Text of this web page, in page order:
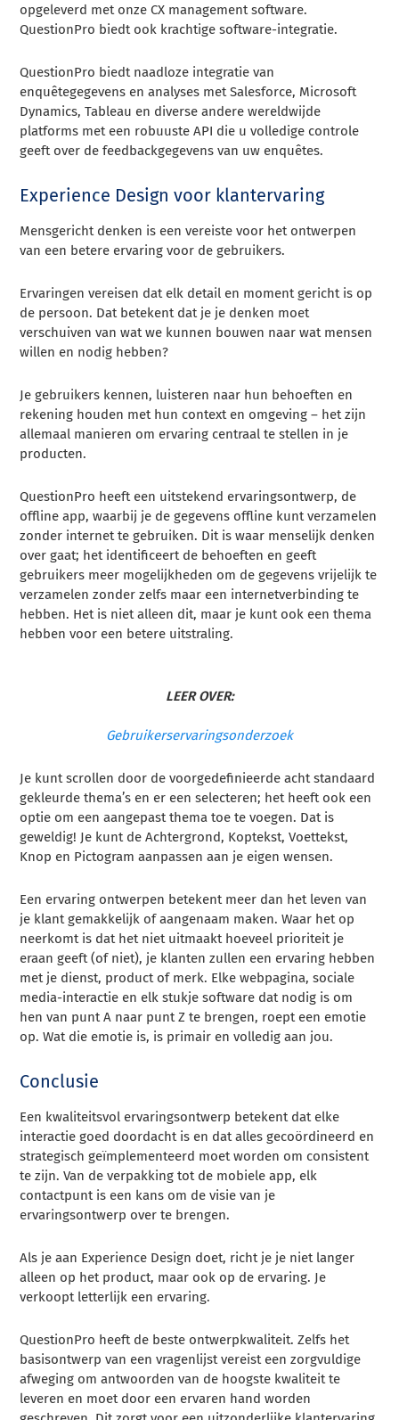
opgeleverd met onze CX management software.
QuestionPro biedt ook krachtige software-integratie.
QuestionPro biedt naadloze integratie van
enquêtegegevens en analyses met Salesforce, Microsoft
Dynamics, Tableau en diverse andere wereldwijde
platforms met een robuuste API die u volledige controle
geeft over de feedbackgegevens van uw enquêtes.
Experience Design voor klantervaring
Mensgericht denken is een vereiste voor het ontwerpen
van een betere ervaring voor de gebruikers.
Ervaringen vereisen dat elk detail en moment gericht is op
de persoon. Dat betekent dat je je denken moet
verschuiven van wat we kunnen bouwen naar wat mensen
willen en nodig hebben?
Je gebruikers kennen, luisteren naar hun behoeften en
rekening houden met hun context en omgeving – het zijn
allemaal manieren om ervaring centraal te stellen in je
producten.
QuestionPro heeft een uitstekend ervaringsontwerp, de
offline app, waarbij je de gegevens offline kunt verzamelen
zonder internet te gebruiken. Dit is waar menselijk denken
over gaat; het identificeert de behoeften en geeft
gebruikers meer mogelijkheden om de gegevens vrijelijk te
verzamelen zonder zelfs maar een internetverbinding te
hebben. Het is niet alleen dit, maar je kunt ook een thema
hebben voor een betere uitstraling.
LEER OVER:
Gebruikerservaringsonderzoek
Je kunt scrollen door de voorgedefinieerde acht standaard
gekleurde thema’s en er een selecteren; het heeft ook een
optie om een aangepast thema toe te voegen. Dat is
geweldig! Je kunt de Achtergrond, Koptekst, Voettekst,
Knop en Pictogram aanpassen aan je eigen wensen.
Een ervaring ontwerpen betekent meer dan het leven van
je klant gemakkelijk of aangenaam maken. Waar het op
neerkomt is dat het niet uitmaakt hoeveel prioriteit je
eraan geeft (of niet), je klanten zullen een ervaring hebben
met je dienst, product of merk. Elke webpagina, sociale
media-interactie en elk stukje software dat nodig is om
hen van punt A naar punt Z te brengen, roept een emotie
op. Wat die emotie is, is primair en volledig aan jou.
Conclusie
Een kwaliteitsvol ervaringsontwerp betekent dat elke
interactie goed doordacht is en dat alles gecoördineerd en
strategisch geïmplementeerd moet worden om consistent
te zijn. Van de verpakking tot de mobiele app, elk
contactpunt is een kans om de visie van je
ervaringsontwerp over te brengen.
Als je aan Experience Design doet, richt je je niet langer
alleen op het product, maar ook op de ervaring. Je
verkoopt letterlijk een ervaring.
QuestionPro heeft de beste ontwerpkwaliteit.Zelfs het
basisontwerp van een vragenlijst vereist een zorgvuldige
afweging om antwoorden van de hoogste kwaliteit te
leveren en moet door een ervaren hand worden